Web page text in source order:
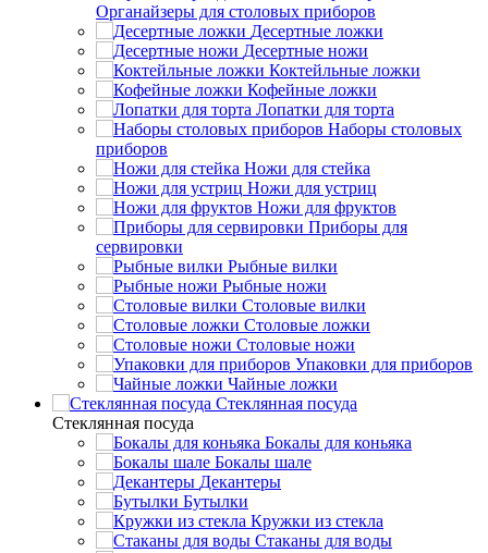
Органайзеры для столовых приборов
Десертные ложки
Десертные ножи
Коктейльные ложки
Кофейные ложки
Лопатки для торта
Наборы столовых
приборов
Ножи для стейка
Ножи для устриц
Ножи для фруктов
Приборы для
сервировки
Рыбные вилки
Рыбные ножи
Столовые вилки
Столовые ложки
Столовые ножи
Упаковки для приборов
Чайные ложки
Стеклянная посуда
Стеклянная посуда
Бокалы для коньяка
Бокалы шале
Декантеры
Бутылки
Кружки из стекла
Стаканы для воды